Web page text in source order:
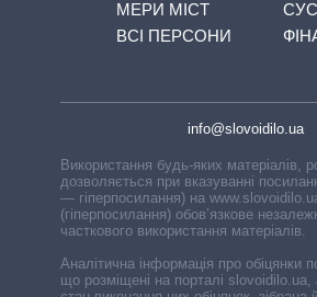
МЕРИ МІСТ
ВСІ ПЕРСОНИ
info@slovoidilo.ua
Використання будь-яких матеріалів,
дозволяється при вказуванні
— гіперпосилання) на
(гіперпосилання) обов’язкове
часткового використання матеріалів.
Аналітична інформація про обіцянки
що розміщені на порталі slovoidilo.ua,